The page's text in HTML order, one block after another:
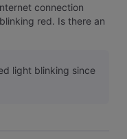
connection
red. Is there an
light blinking since